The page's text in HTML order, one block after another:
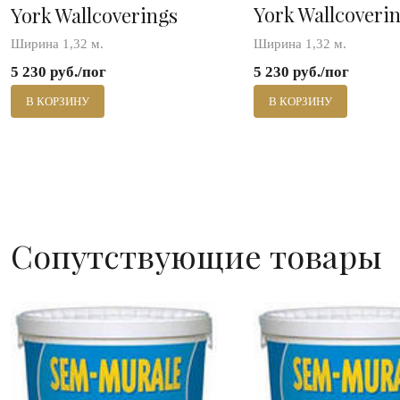
York Wallcoverings
Ширина 1,32 м.
5 230 руб./пог
В КОРЗИНУ
York
Ширина 1,32 м.
5 230 руб./пог
В КОРЗИНУ
Сопутствующие товары